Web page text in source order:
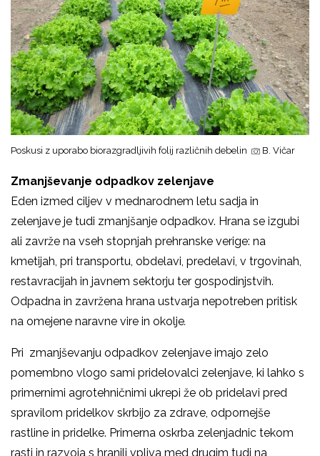
Poskusi z uporabo biorazgradljivih folij različnih debelin B. Vičar
Zmanjševanje odpadkov zelenjave
Eden izmed ciljev v mednarodnem letu sadja in
zelenjave je tudi zmanjšanje odpadkov. Hrana se izgubi
ali zavrže na vseh stopnjah prehranske verige: na
kmetijah, pri transportu, obdelavi, predelavi, v trgovinah,
restavracijah in javnem sektorju ter gospodinjstvih.
Odpadna in zavržena hrana ustvarja nepotreben pritisk
na omejene naravne vire in okolje.
Pri zmanjševanju odpadkov zelenjave imajo zelo
pomembno vlogo sami pridelovalci zelenjave, ki lahko s
primernimi agrotehničnimi ukrepi že ob pridelavi pred
spravilom pridelkov skrbijo za zdrave, odpornejše
rastline in pridelke. Primerna oskrba zelenjadnic tekom
rasti in razvoja s hranili vpliva med drugim tudi na